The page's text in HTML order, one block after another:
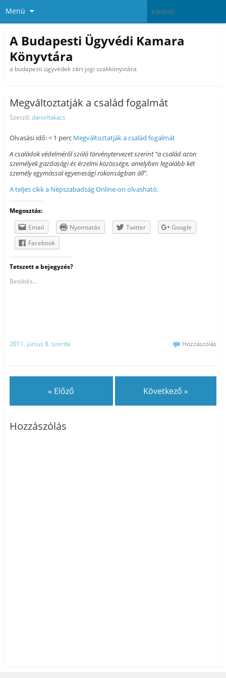
Menü
A Budapesti Ügyvédi Kamara
Könyvtára
a budapesti ügyvédek zárt jogi szakkönyvtára
Megváltoztatják a család fogalmát
Szerző: danieltakacs
Olvasási idő: < 1 perc Megváltoztatják a család fogalmát
A családok védelméről szóló törvénytervezet szerint “a család azon
személyek gazdasági és érzelmi közössége, amelyben legalább két
személy egymással egyenesági rokonságban áll”.
A teljes cikk a Népszabadság Online-on olvasható.
Megosztás:
Email
Nyomtatás Twitter
Google
Facebook
Tetszett a bejegyzés?
Betöltés...
2011. június 8. szerda Hozzászólás
« Előző Következő »
Hozzászólás